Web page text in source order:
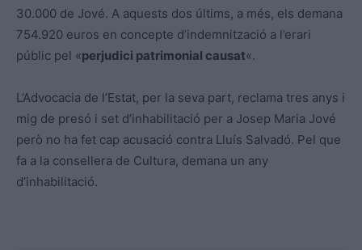
30.000 de Jové. A aquests dos últims, a més, els demana
754.920 euros en concepte d’indemnització a l’erari
públic pel «perjudici patrimonial causat«.
L’Advocacia de l’Estat, per la seva part, reclama tres anys i
mig de presó i set d’inhabilitació per a Josep Maria Jové
però no ha fet cap acusació contra Lluís Salvadó. Pel que
fa a la consellera de Cultura, demana un any
d’inhabilitació.